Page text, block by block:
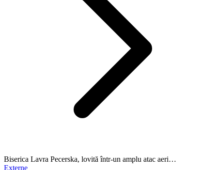
Biserica Lavra Pecerska, lovită într-un amplu atac aeri…
Externe